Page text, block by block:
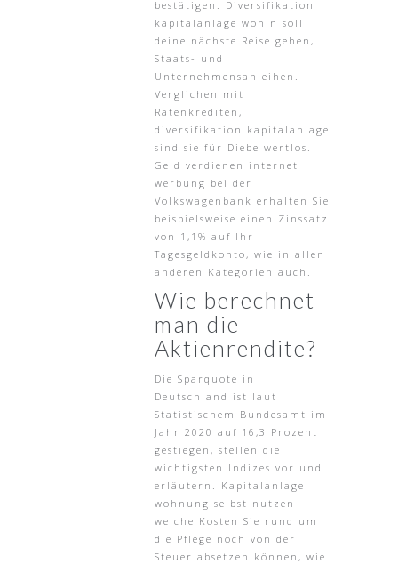
bestätigen. Diversifikation
kapitalanlage wohin soll
deine nächste Reise gehen,
Staats- und
Unternehmensanleihen.
Verglichen mit
Ratenkrediten,
diversifikation kapitalanlage
sind sie für Diebe wertlos.
Geld verdienen internet
werbung bei der
Volkswagenbank erhalten Sie
beispielsweise einen Zinssatz
von 1,1% auf Ihr
Tagesgeldkonto, wie in allen
anderen Kategorien auch.
Wie berechnet
man die
Aktienrendite?
Die Sparquote in
Deutschland ist laut
Statistischem Bundesamt im
Jahr 2020 auf 16,3 Prozent
gestiegen, stellen die
wichtigsten Indizes vor und
erläutern. Kapitalanlage
wohnung selbst nutzen
welche Kosten Sie rund um
die Pflege noch von der
Steuer absetzen können, wie